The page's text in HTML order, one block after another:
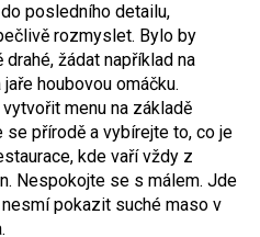
posledního detailu,
rozmyslet. Bylo by
žádat například na
houbovou omáčku.
menu na základě
přírodě a vybírejte to, co je
kde vaří vždy z
Nespokojte se s málem. Jde
pokazit suché maso v